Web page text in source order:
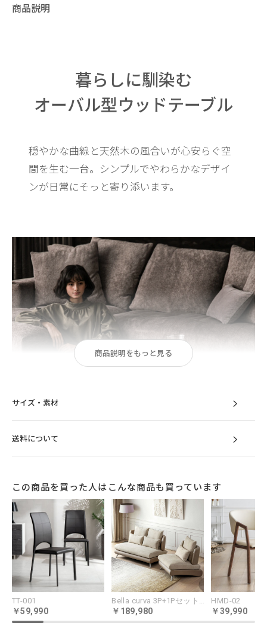
商品説明
暮らしに馴染む
オーバル型ウッドテーブル
穏やかな曲線と天然木の風合いが心安らぐ空
間を生む一台。 シンプルでやわらかなデザイ
ンが日常にそっと寄り添います。
商品説明をもっと見る
サイズ・素材
送料について
この商品を買った人はこんな商品も買っています
TT-001
59,990 189,980
HMD-02
39,990